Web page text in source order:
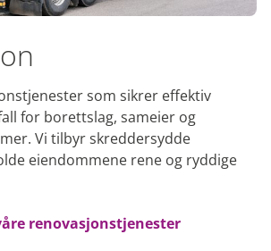
som sikrer effektiv
for borettslag, sameier og
Vi tilbyr skreddersydde
eiendommene rene og ryddige
renovasjonstjenester